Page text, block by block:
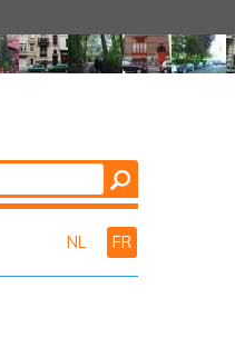
NL FR